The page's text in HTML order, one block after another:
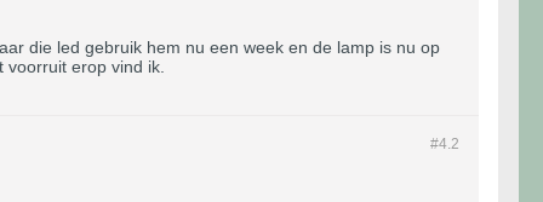
die led gebruik hem nu een week en de lamp is nu op
voorruit erop vind ik.
#4.2